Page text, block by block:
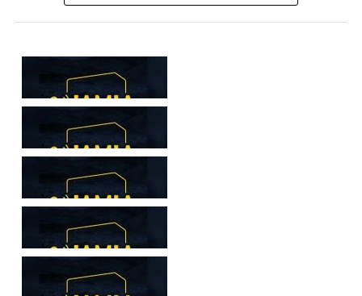
Για μια ομάδα που πέρασε μια σχεδόν δεκαετία στα
σαλόνια τηςSuper League 1
αναγνωρισιμότητα, δεν μπορεί η κουβέντα της πόλης να
είναι «μας αδικούν», «μας πολεμούν», «μας έχουν βάλει
στο μάτι».Αυτά είναι πολυτέλειες των μικρών
ομάδων που ζητούν να παραμείνουν μεγάλες, έστω
και μέσα σε μια μικρή κατηγορία.
Η Λαμία, αντί να λειτουργεί ως το κεντρικό σημείο
αναφοράς του ποδοσφαιρικού χάρτη στον
Φθιώτιδας , επιτρέπει το αντίθετο: Να συζητείται ότι άλλοι
έχουν μεγαλύτερη επιρροή. Ακόμη κι εντός των τειχών.